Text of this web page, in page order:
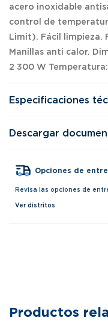
acero inoxidable
control de
Limit). Fácil limpieza.
Manillas anti calor.
2 300 W
Especificaciones
Descargar
Opciones de
Revisa las opciones de
Ver distritos
Productos